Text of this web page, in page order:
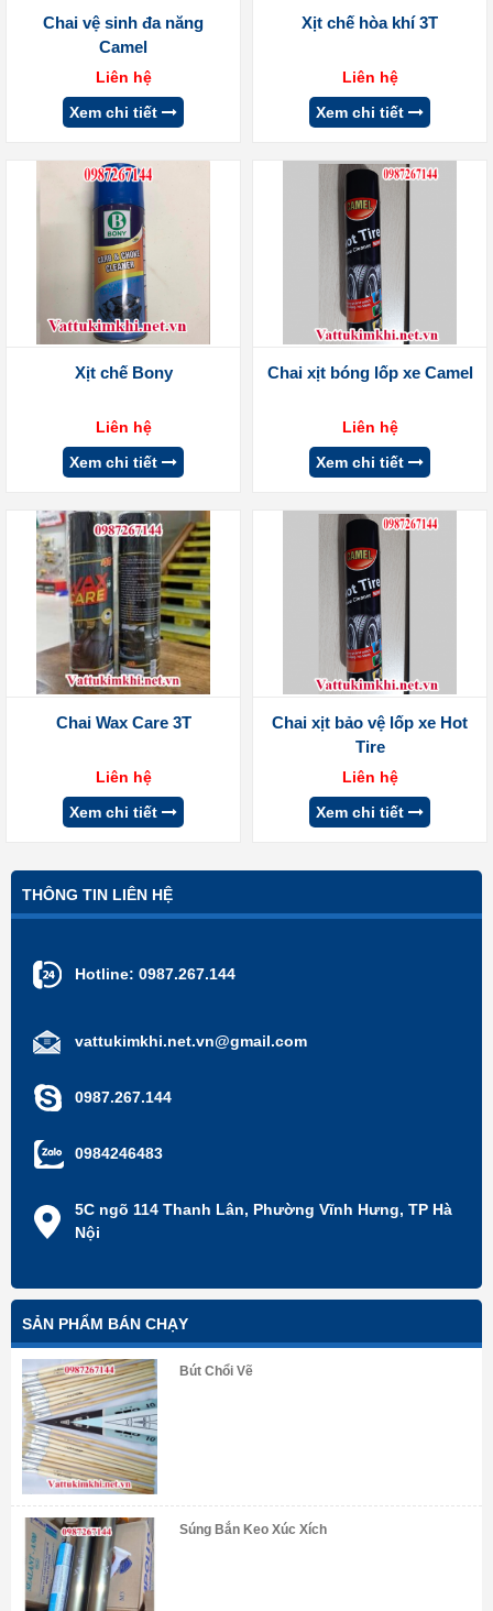
Chai vệ sinh đa năng
Camel
Liên hệ
Xem chi tiết
Xịt chế hòa khí 3T
Liên hệ
Xem chi tiết
Xịt chế Bony
Liên hệ
Xem chi tiết
Chai xịt bóng lốp xe Camel
Liên hệ
Xem chi tiết
Chai Wax Care 3T
Liên hệ
Xem chi tiết
Chai xịt bảo vệ lốp xe Hot
Tire
Liên hệ
Xem chi tiết
THÔNG TIN LIÊN HỆ
Hotline: 0987.267.144
vattukimkhi.net.vn@gmail.com
0987.267.144
0984246483
5C ngõ 114 Thanh Lân, Phường Vĩnh Hưng, TP Hà
Nội
SẢN PHẨM BÁN CHẠY
Bút Chổi Vẽ
Súng Bắn Keo Xúc Xích